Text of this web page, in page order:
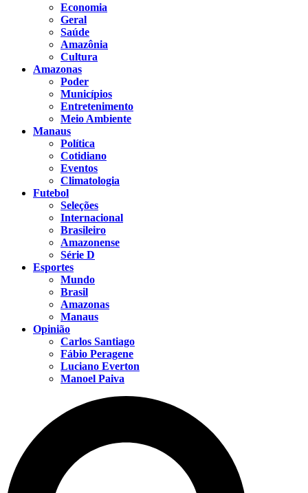
Economia
Geral
Saúde
Amazônia
Cultura
Amazonas
Poder
Municípios
Entretenimento
Meio Ambiente
Manaus
Política
Cotidiano
Eventos
Climatologia
Futebol
Seleções
Internacional
Brasileiro
Amazonense
Série D
Esportes
Mundo
Brasil
Amazonas
Manaus
Opinião
Carlos Santiago
Fábio Peragene
Luciano Everton
Manoel Paiva